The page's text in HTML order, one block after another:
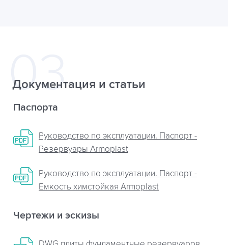
Документация и статьи
Паспорта
Руководство по эксплуатации. Паспорт -
Резервуары Armoplast
Руководство по эксплуатации. Паспорт -
Емкость химстойкая Armoplast
Чертежи и эскизы